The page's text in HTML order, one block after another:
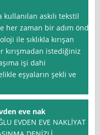
kullanılan askılı tekstil
her zaman bir adım önde
ile sıklıkla kırışan
kırışmadan istediğiniz
işi dahi
eşyaların şekli ve
eve nak
EVDEN EVE NAKLİYAT